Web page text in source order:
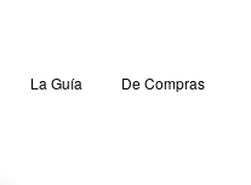
La Guía De Compras